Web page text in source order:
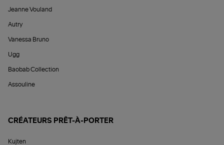
Jeanne Vouland
Autry
Vanessa Bruno
Ugg
Baobab Collection
Assouline
CRÉATEURS PRÊT-À-PORTER
Kujten